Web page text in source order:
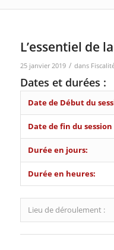
L’essentiel de
25 janvier 2019 / dans
Dates et durées :
Date de Début du
Date de fin du session
Durée en jours:
Durée en heures:
Lieu de déroulement :